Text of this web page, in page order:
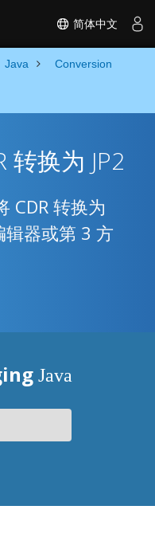
简体中文
Java Conversion
转换为 JP2
CDR 转换为
辑器或第 3 方
Java